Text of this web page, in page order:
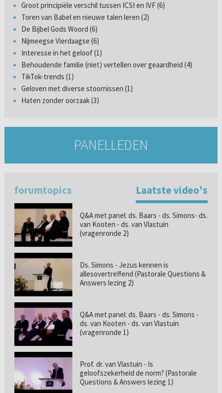
Groot principiële verschil tussen ICSI en IVF (6)
Toren van Babel en nieuwe talen leren (2)
De Bijbel Gods Woord (6)
Nijmeegse Vierdaagse (6)
Interesse in het geloof (1)
Behoudende familie (niet) vertellen over geaardheid (4)
TikTok-trends (1)
Geloven met diverse stoornissen (1)
Haten zonder oorzaak (3)
PANELLEDEN
forumtopics Laatste video's
Q&A met panel: ds. Baars - ds. Simons- ds.
van Kooten - ds. van Vlastuin
(vragenronde 2)
Ds. Simons - Jezus kennen is
allesovertreffend (Pastorale Questions &
Answers lezing 2)
Q&A met panel: ds. Baars - ds. Simons -
ds. van Kooten - ds. van Vlastuin
(vragenronde 1)
Prof. dr. van Vlastuin - Is
geloofszekerheid de norm? (Pastorale
Questions & Answers lezing 1)